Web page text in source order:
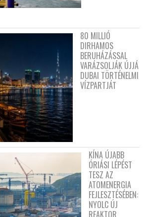
80 MILLIÓ
DIRHAMOS
BERUHÁZÁSSAL
VARÁZSOLJÁK ÚJJÁ
DUBAI TÖRTÉNELMI
VÍZPARTJÁT
KÍNA ÚJABB
ÓRIÁSI LÉPÉST
TESZ AZ
ATOMENERGIA
FEJLESZTÉSÉBEN:
NYOLC ÚJ